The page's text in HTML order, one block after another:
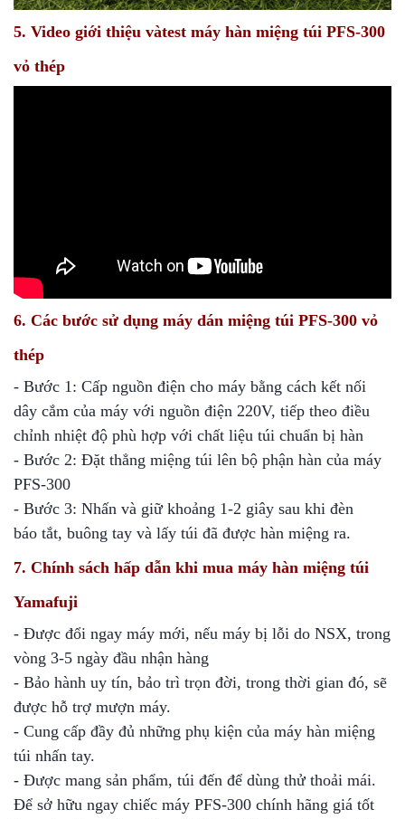
5. Video giới thiệu vàtest máy hàn miệng túi PFS-300
vỏ thép
6. Các bước sử dụng máy dán miệng túi PFS-300 vỏ
thép
- Bước 1: Cấp nguồn điện cho máy bằng cách kết nối
dây cắm của máy với nguồn điện 220V, tiếp theo điều
chỉnh nhiệt độ phù hợp với chất liệu túi chuẩn bị hàn
- Bước 2: Đặt thẳng miệng túi lên bộ phận hàn của máy
PFS-300
- Bước 3: Nhấn và giữ khoảng 1-2 giây sau khi đèn
báo tắt, buông tay và lấy túi đã được hàn miệng ra.
7. Chính sách hấp dẫn khi mua máy hàn miệng túi
Yamafuji
- Được đổi ngay máy mới, nếu máy bị lỗi do NSX, trong
vòng 3-5 ngày đầu nhận hàng
- Bảo hành uy tín, bảo trì trọn đời, trong thời gian đó, sẽ
được hỗ trợ mượn máy.
- Cung cấp đầy đủ những phụ kiện của máy hàn miệng
túi nhấn tay.
- Được mang sản phẩm, túi đến để dùng thử thoải mái.
Để sở hữu ngay chiếc máy PFS-300 chính hãng giá tốt